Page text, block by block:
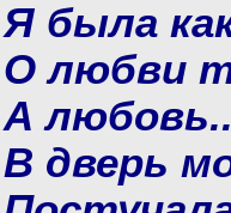
Я была
О любви
А
В дверь